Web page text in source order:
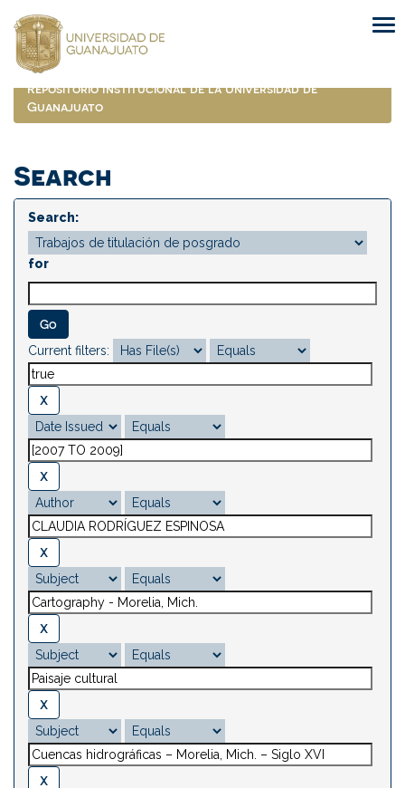
navigation
Repositorio Institucional de la Universidad de
Guanajuato
Search
Search:
for
Current filters: